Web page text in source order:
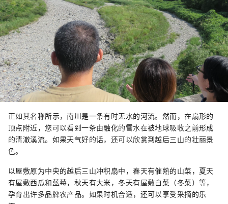
正如其名称所示，南川是一条有时无水的河流。然而，在扇形的
顶点附近，您可以看到一条由融化的雪水在被地球吸收之前形成
的清澈溪流。如果天气好的话，还可以欣赏到越后三山的壮丽景
色。
以屋敷原为中央的越后三山冲积扇中，春天有催熟的山菜，夏天
有屋敷西瓜和蓝莓，秋天有大米，冬天有屋敷白菜（冬菜）等，
孕育出许多品牌农产品。如果时机合适，还可以享受采摘的乐